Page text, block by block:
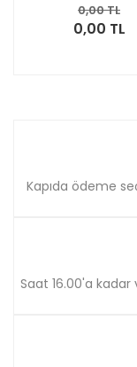
0,00 TL
0,00 TL
Kapıda ödeme
Saat 16.00'a